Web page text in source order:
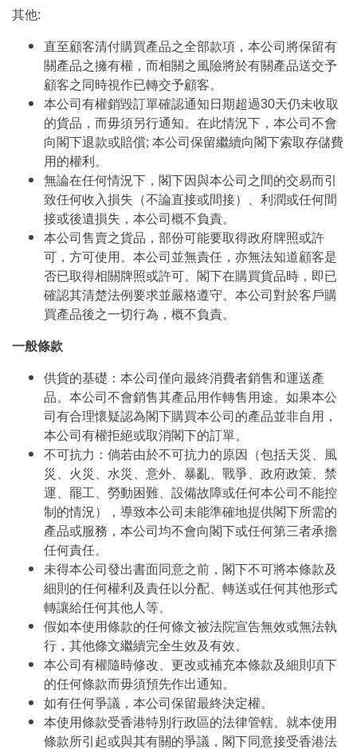
其他:
直至顧客清付購買產品之全部款項，本公司將保留有
關產品之擁有權，而相關之風險將於有關產品送交予
顧客之同時視作已轉交予顧客。
本公司有權銷毀訂單確認通知日期超過30天仍未收取
的貨品，而毋須另行通知。在此情況下，本公司不會
向閣下退款或賠償; 本公司保留繼續向閣下索取存儲費
用的權利。
無論在任何情況下，閣下因與本公司之間的交易而引
致任何收入損失（不論直接或間接）、利潤或任何間
接或後遺損失，本公司概不負責。
本公司售賣之貨品，部份可能要取得政府牌照或許
可，方可使用。本公司並無責任，亦無法知道顧客是
否已取得相關牌照或許可。閣下在購買貨品時，即已
確認其清楚法例要求並嚴格遵守。本公司對於客戶購
買產品後之一切行為，概不負責。
一般條款
供貨的基礎：本公司僅向最終消費者銷售和運送產
品。本公司不會銷售其產品用作轉售用途。如果本公
司有合理懷疑認為閣下購買本公司的產品並非自用，
本公司有權拒絕或取消閣下的訂單。
不可抗力：倘若由於不可抗力的原因（包括天災、風
災、火災、水災、意外、暴亂、戰爭、政府政策、禁
運、罷工、勞動困難、設備故障或任何本公司不能控
制的情況），導致本公司未能準確地提供閣下所需的
產品或服務，本公司均不會向閣下或任何第三者承擔
任何責任。
未得本公司發出書面同意之前，閣下不可將本條款及
細則的任何權利及責任以分配、轉送或任何其他形式
轉讓給任何其他人等。
假如本使用條款的任何條文被法院宣告無效或無法執
行，其他條文繼續完全生效及有效。
本公司有權隨時修改、更改或補充本條款及細則項下
的任何條款而毋須預先作出通知。
如有任何爭議，本公司保留最終決定權。
本使用條款受香港特別行政區的法律管轄。就本使用
條款所引起或與其有關的爭議，閣下同意接受香港法